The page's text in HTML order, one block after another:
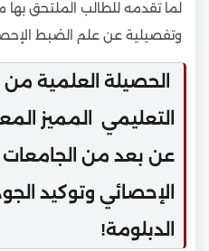
لما تقدمه للطالب الملتحق
وتفصيلية عن علم الضبط
الحصيلة العلمية من
التعليمي المميز
عن بعد من
الإحصائي وتوكيد
الدبلومة!